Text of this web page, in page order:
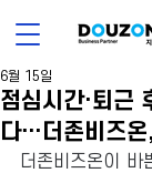
점심시간·퇴근
다…더존비즈
6월 15일
더존비즈온이